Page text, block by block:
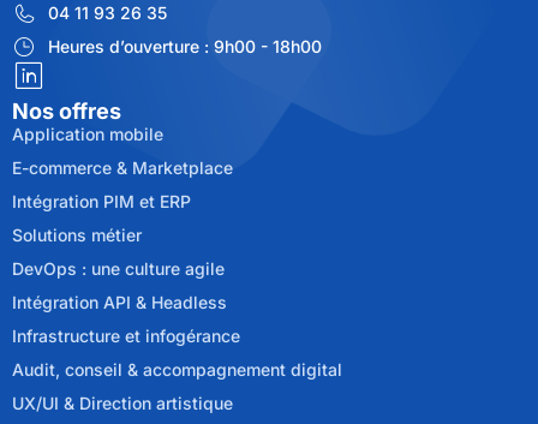
04 11 93 26 35
Heures d’ouverture : 9h00 - 18h00
Nos offres
Application mobile
E-commerce & Marketplace
Intégration PIM et ERP
Solutions métier
DevOps : une culture agile
Intégration API & Headless
Infrastructure et infogérance
Audit, conseil & accompagnement digital
UX/UI & Direction artistique